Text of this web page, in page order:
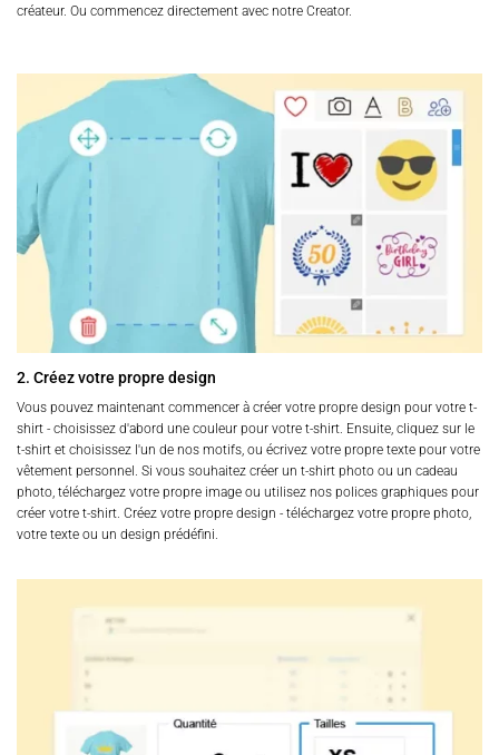
créateur. Ou commencez directement avec notre Creator.
2. Créez votre propre design
Vous pouvez maintenant commencer à créer votre propre design pour votre t-
shirt - choisissez d'abord une couleur pour votre t-shirt. Ensuite, cliquez sur le
t-shirt et choisissez l'un de nos motifs, ou écrivez votre propre texte pour votre
vêtement personnel. Si vous souhaitez créer un t-shirt photo ou un cadeau
photo, téléchargez votre propre image ou utilisez nos polices graphiques pour
créer votre t-shirt. Créez votre propre design - téléchargez votre propre photo,
votre texte ou un design prédéfini.